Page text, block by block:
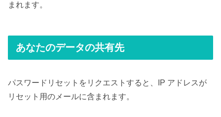
まれます。
あなたのデータの共有先
パスワードリセットをリクエストすると、IP アドレスが
リセット用のメールに含まれます。